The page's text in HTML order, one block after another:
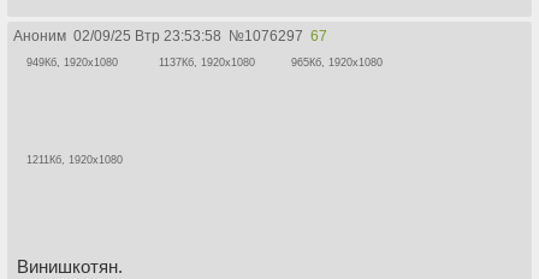
Аноним 02/09/25 Втр 23:53:58 №1076297 67
949Кб, 1920x1080 1137Кб, 1920x1080 965Кб, 1920x1080
1211Кб, 1920x1080
Винишкотян.